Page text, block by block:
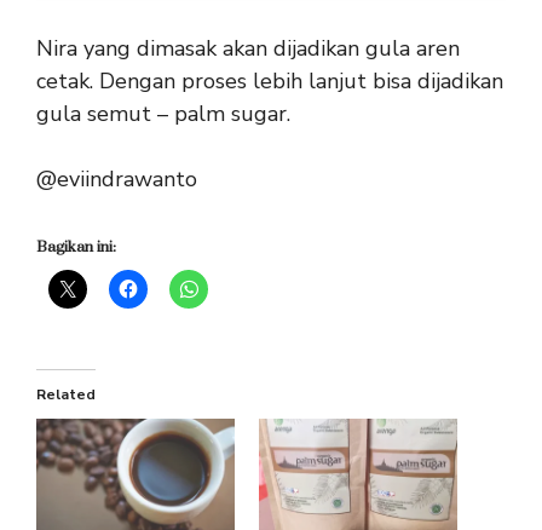
Nira yang dimasak akan dijadikan gula aren
cetak. Dengan proses lebih lanjut bisa dijadikan
gula semut – palm sugar.
@eviindrawanto
Bagikan ini:
Related